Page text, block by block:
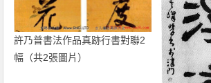
許乃普書法作品真跡行書對聯2
幅（共2張圖片）